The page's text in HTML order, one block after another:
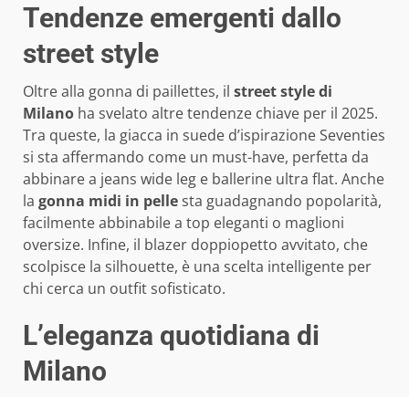
Tendenze emergenti dallo
street style
Oltre alla gonna di paillettes, il street style di
Milano ha svelato altre tendenze chiave per il 2025.
Tra queste, la giacca in suede d’ispirazione Seventies
si sta affermando come un must-have, perfetta da
abbinare a jeans wide leg e ballerine ultra flat. Anche
la gonna midi in pellesta guadagnando popolarità,
facilmente abbinabile a top eleganti o maglioni
oversize. Infine, il blazer doppiopetto avvitato, che
scolpisce la silhouette, è una scelta intelligente per
chi cerca un outfit sofisticato.
L’eleganza quotidiana di
Milano